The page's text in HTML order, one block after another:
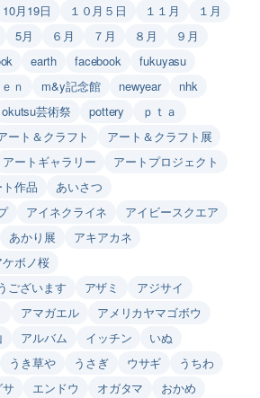
10月19日 １０月５日 １１月
１月
5月 ６月 ７月 ８月
９月
earth facebook
fukuyasu
ｎ m&y記念館 newyear
nhk
okutsu芸術祭 pottery
ｐｔａ
ート＆クラフト
アート＆クラフト展
アートギャラリー
アートプロジェクト
作品
あいさつ
アイネクライネ
アイビースクエア
あかり展
アキアカネ
ケボノ桜
ございます
アザミ
アジサイ
アマガエル
アメリカヤマゴボウ
アルバム イッチン
いぬ
うき草や うさぎ ウサギ
うちわ
エンドウ オガタマ おかめ